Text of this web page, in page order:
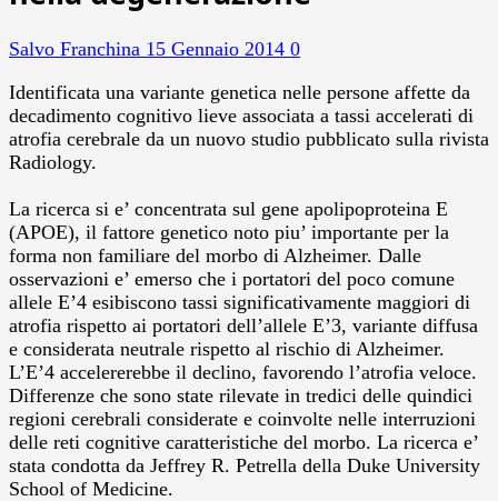
Salvo Franchina 15 Gennaio 2014 0
Identificata una variante genetica nelle persone affette da
decadimento cognitivo lieve associata a tassi accelerati di
atrofia cerebrale da un nuovo studio pubblicato sulla rivista
Radiology.
La ricerca si e’ concentrata sul gene apolipoproteina E
(APOE), il fattore genetico noto piu’ importante per la
forma non familiare del morbo di Alzheimer. Dalle
osservazioni e’ emerso che i portatori del poco comune
allele E’4 esibiscono tassi significativamente maggiori di
atrofia rispetto ai portatori dell’allele E’3, variante diffusa
e considerata neutrale rispetto al rischio di Alzheimer.
L’E’4 accelererebbe il declino, favorendo l’atrofia veloce.
Differenze che sono state rilevate in tredici delle quindici
regioni cerebrali considerate e coinvolte nelle interruzioni
delle reti cognitive caratteristiche del morbo. La ricerca e’
stata condotta da Jeffrey R. Petrella della Duke University
School of Medicine.